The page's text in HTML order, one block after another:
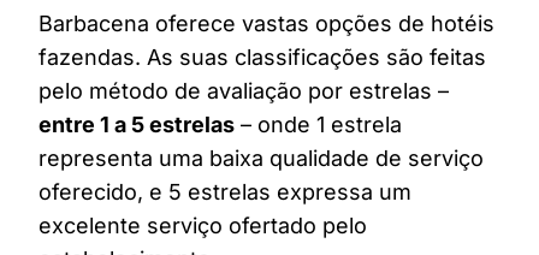
Barbacena oferece vastas opções de hotéis
fazendas. As suas classificações são feitas
pelo método de avaliação por estrelas –
entre 1 a 5 estrelas – onde 1 estrela
representa uma baixa qualidade de serviço
oferecido, e 5 estrelas expressa um
excelente serviço ofertado pelo